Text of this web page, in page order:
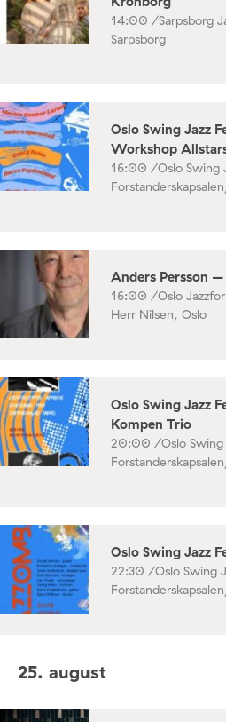
14:00 /Sarpsborg
Sarpsborg
Oslo Swing Jazz
Workshop
16:00 /Oslo Swing
Anders Persson
16:00 /Oslo
Herr Nilsen, Oslo
Oslo Swing Jazz
Kompen Trio
20:00 /Oslo
Oslo Swing Jazz
22:30 /Oslo Swing
25. august